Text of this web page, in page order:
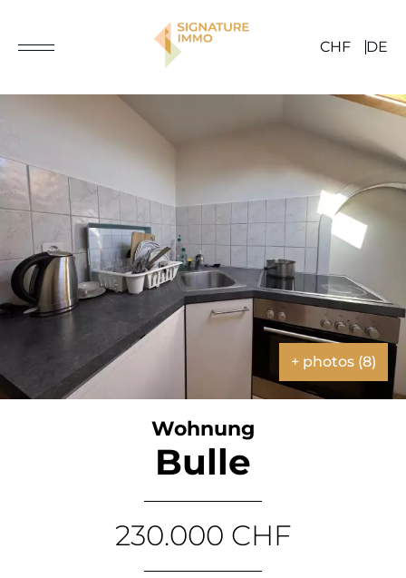
CHF DE
+ photos (8)
Wohnung
Bulle
230.000 CHF